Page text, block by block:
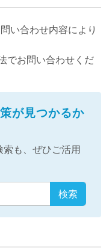
い合わせ内容により
でお問い合わせくだ
が見つかるか
も、ぜひご活用